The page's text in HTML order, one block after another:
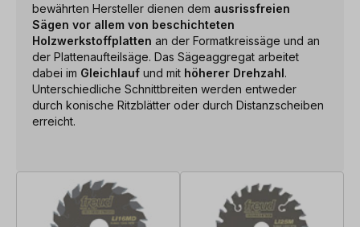
bewährten Hersteller dienen dem ausrissfreien
Sägen vor allem von beschichteten
Holzwerkstoffplatten an der Formatkreissäge und an
der Plattenaufteilsäge. Das Sägeaggregat arbeitet
dabei im Gleichlauf und mit höherer Drehzahl.
Unterschiedliche Schnittbreiten werden entweder
durch konische Ritzblätter oder durch Distanzscheiben
erreicht.